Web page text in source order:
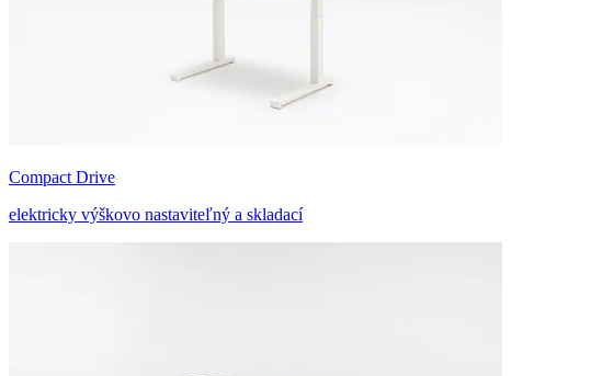
Compact Drive
elektricky výškovo nastaviteľný a skladací